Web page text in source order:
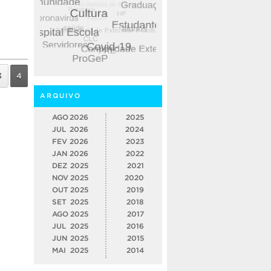
4
ARQUIVO
AGO 2026
JUL 2026
FEV 2026
JAN 2026
DEZ 2025
NOV 2025
OUT 2025
SET 2025
AGO 2025
JUL
2025
JUN 2025
MAI
2025
2025
2024
2023
2022
2021
2020
2019
2018
2017
2016
2015
2014